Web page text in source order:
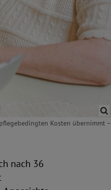
Kosten übernimmt –
nach 36